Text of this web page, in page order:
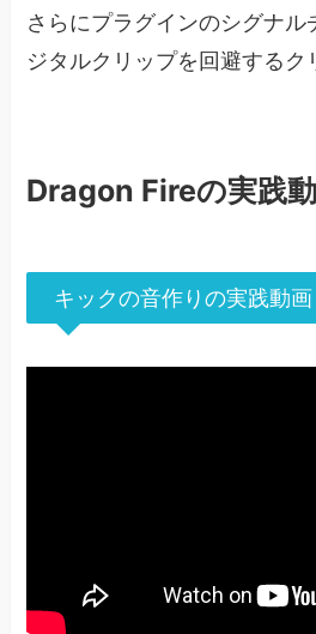
さらにプラグインのシグナ
ジタルクリップを回避するク
Dragon Fireの実践
キックの音作りの実践動画